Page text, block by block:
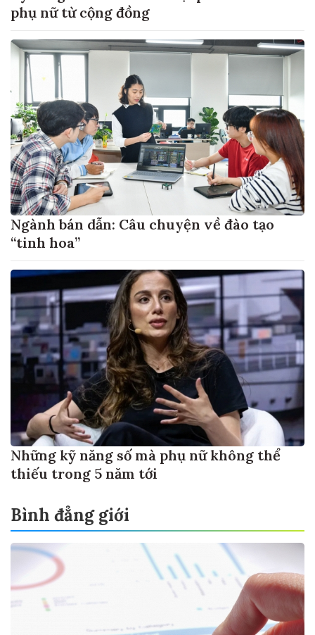
phụ nữ từ cộng đồng
Ngành bán dẫn: Câu chuyện về đào tạo
“tinh hoa”
Những kỹ năng số mà phụ nữ không thể
thiếu trong 5 năm tới
Bình đẳng giới